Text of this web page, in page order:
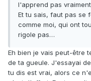
l'apprend pas
Et tu sais, faut pas se
comme moi, qui ont
rigole pas…
Eh bien je vais peut-être
de ta gueule. J'essayai
tu dis est vrai, alors ce